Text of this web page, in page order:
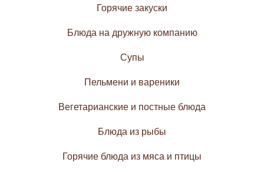
Горячие закуски
Блюда на дружную компанию
Супы
Пельмени и вареники
Вегетарианские и постные блюда
Блюда из рыбы
Горячие блюда из мяса и птицы